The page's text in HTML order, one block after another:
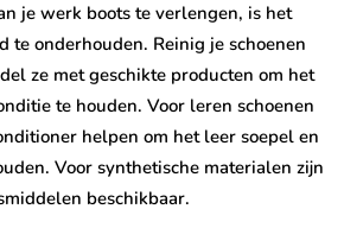
je werk boots te verlengen, is het
te onderhouden. Reinig je schoenen
ze met geschikte producten om het
te houden. Voor leren schoenen
helpen om het leer soepel en
Voor synthetische materialen zijn
beschikbaar.